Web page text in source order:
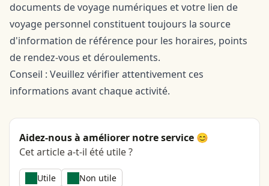
documents de voyage numériques et votre lien de
voyage personnel constituent toujours la source
d'information de référence pour les horaires, points
de rendez-vous et déroulements.
Conseil : Veuillez vérifier attentivement ces
informations avant chaque activité.
Aidez-nous à améliorer notre service 😊
Cet article a-t-il été utile ?
Utile Non utile